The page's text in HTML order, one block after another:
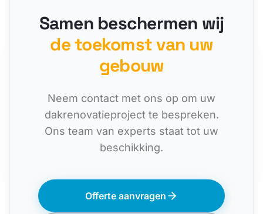
Samen beschermen wij
de toekomst van uw
gebouw
Neem contact met ons op om uw
dakrenovatieproject te bespreken.
Ons team van experts staat tot uw
beschikking.
Offerte aanvragen